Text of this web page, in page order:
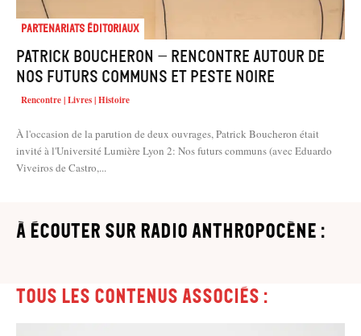
Partenariats éditoriaux
Patrick Boucheron – rencontre autour de
Nos futurs communs et Peste noire
Rencontre | Livres | Histoire
À l'occasion de la parution de deux ouvrages, Patrick Boucheron était
invité à l'Université Lumière Lyon 2: Nos futurs communs (avec Eduardo
Viveiros de Castro,...
à écouter sur Radio Anthropocène :
Tous les contenus associés :